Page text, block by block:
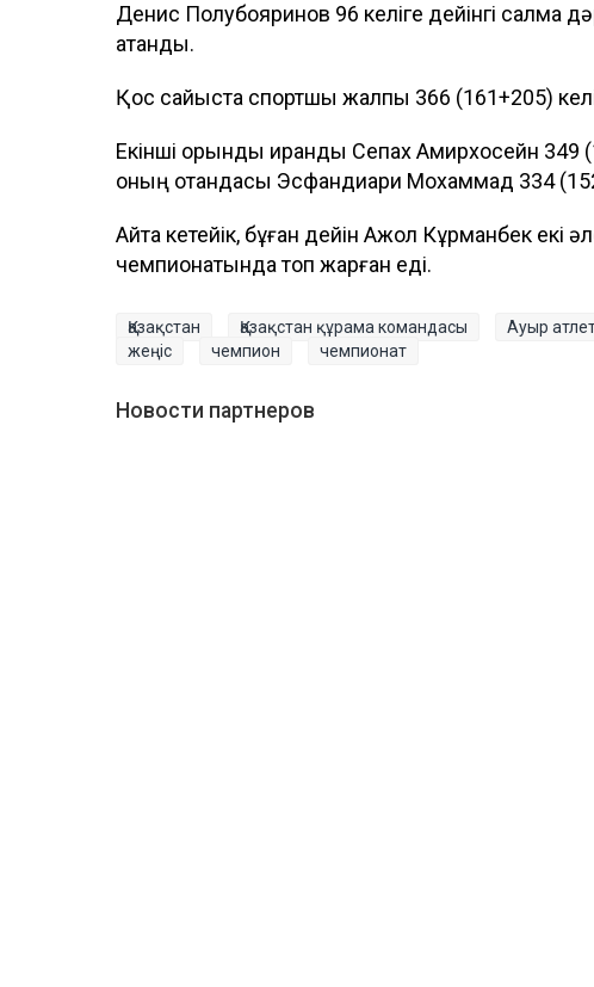
Денис Полубояринов 96 келіге дейінгі салмақ
атанды.
Қос сайыста спортшы жалпы 366 (161+205)
Екінші орынды ирандық Сепах Амирхосейн 349
оның отандасы Эсфандиари Мохаммад 334
Айта кетейік, бұған дейін Ақжол Кұрманбек
чемпионатында топ жарған еді.
Қазақстан Қазақстан құрама командасы Ауыр
жеңіс
чемпион чемпионат
Новости партнеров